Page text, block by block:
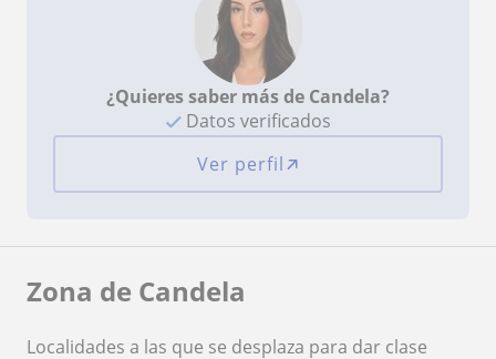
¿Quieres saber más de Candela?
Datos verificados
Ver perfil
Zona de Candela
Localidades a las que se desplaza para dar clase